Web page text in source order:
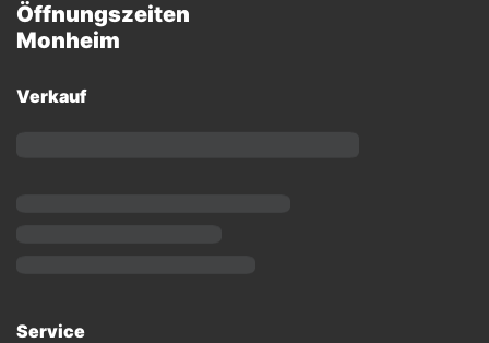
Öffnungszeiten
Monheim
Verkauf
Service